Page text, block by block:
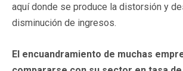
aquí donde se produce la distorsión y
disminución de ingresos.
El encuandramiento de muchas